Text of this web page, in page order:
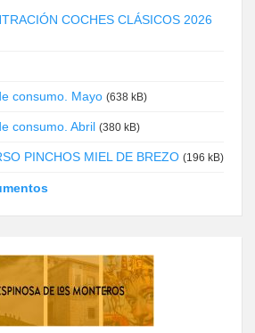
COCHES CLÁSICOS 2026
consumo. Mayo (638 kB)
consumo. Abril (380 kB)
PINCHOS MIEL DE BREZO (196 kB)